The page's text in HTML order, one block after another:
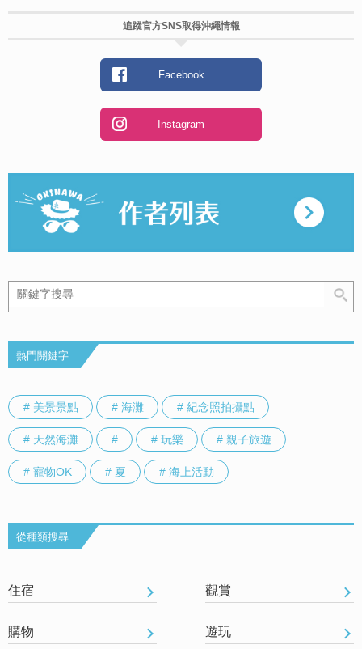
追蹤官方SNS取得沖繩情報
Facebook
Instagram
熱門關鍵字
# 美景景點 # 海灘 # 紀念照拍攝點
# 天然海灘 # # 玩樂 # 親子旅遊
# 寵物OK # 夏 # 海上活動
從種類搜尋
住宿 觀賞
購物 遊玩